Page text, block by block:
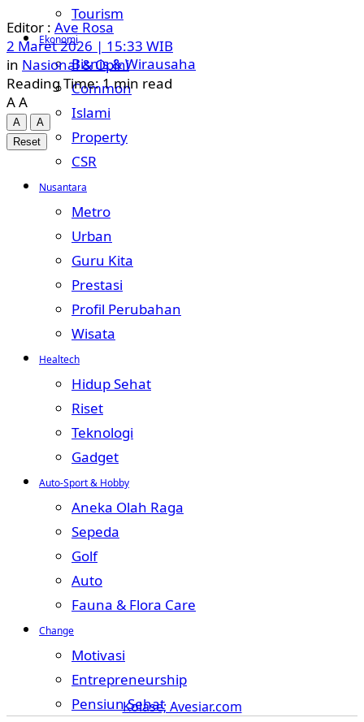
Tourism
Ekonomi
Bisnis & Wirausaha
Common
Islami
Property
CSR
Nusantara
Metro
Urban
Guru Kita
Prestasi
Profil Perubahan
Wisata
Healtech
Hidup Sehat
Riset
Teknologi
Gadget
Auto-Sport & Hobby
Aneka Olah Raga
Sepeda
Golf
Auto
Fauna & Flora Care
Change
Motivasi
Entrepreneurship
Pensiun Sehat
Ave Rosa
2 Maret 2026 | 15:33 WIB
in Nasional & Opini
Reading Time: 1 min read
AA
A
A
Reset
Kolase; Avesiar.com